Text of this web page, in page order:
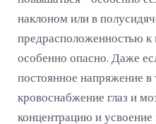
наклоном или в
предрасположенностью к
особенно опасно. Даже
постоянное напряжение
кровоснабжение глаз и
концентрацию и